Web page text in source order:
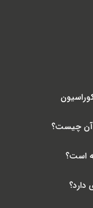
آن چیست؟
است؟